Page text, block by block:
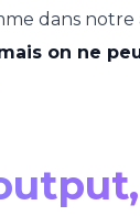
dans notre
on ne